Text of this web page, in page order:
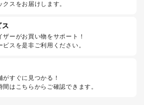
スをお届けします。
ス
ザーがお買い物をサポート！
ビスを是非ご利用ください。
がすぐに見つかる！
間はこちらからご確認できます。